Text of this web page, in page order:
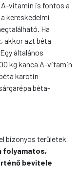
A-vitamin is fontos a
kereskedelmi
Ha
akkor azt béta
általános
kg kanca A-vitamin
karotin
béta-
bizonyos területek
folyamatos,
bevitele